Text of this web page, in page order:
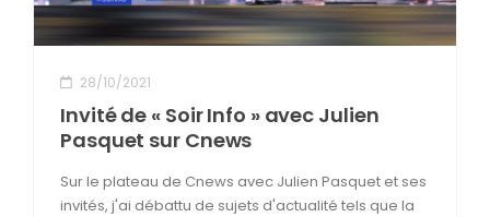
28/10/2021
Invité de « Soir Info » avec Julien
Pasquet sur Cnews
Sur le plateau de Cnews avec Julien Pasquet et ses
invités, j'ai débattu de sujets d'actualité tels que la